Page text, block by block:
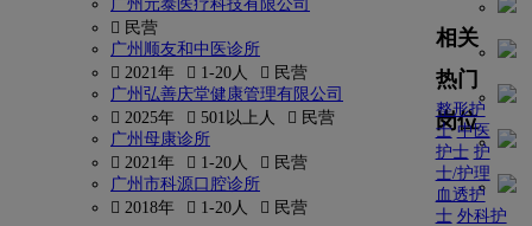
广州元泰医疗科技有限公司
 民营
广州顺友和中医诊所
 2021年
 1-20人
 民营
广州弘善庆堂健康管理有限公司
 2025年
 501以上人
 民营
广州母康诊所
 2021年
 1-20人
 民营
广州市科源口腔诊所
 2018年
 1-20人  民营
相关
热门
岗位
整形护
士 中医
护士 护
士/护理
血透护
士 外科护